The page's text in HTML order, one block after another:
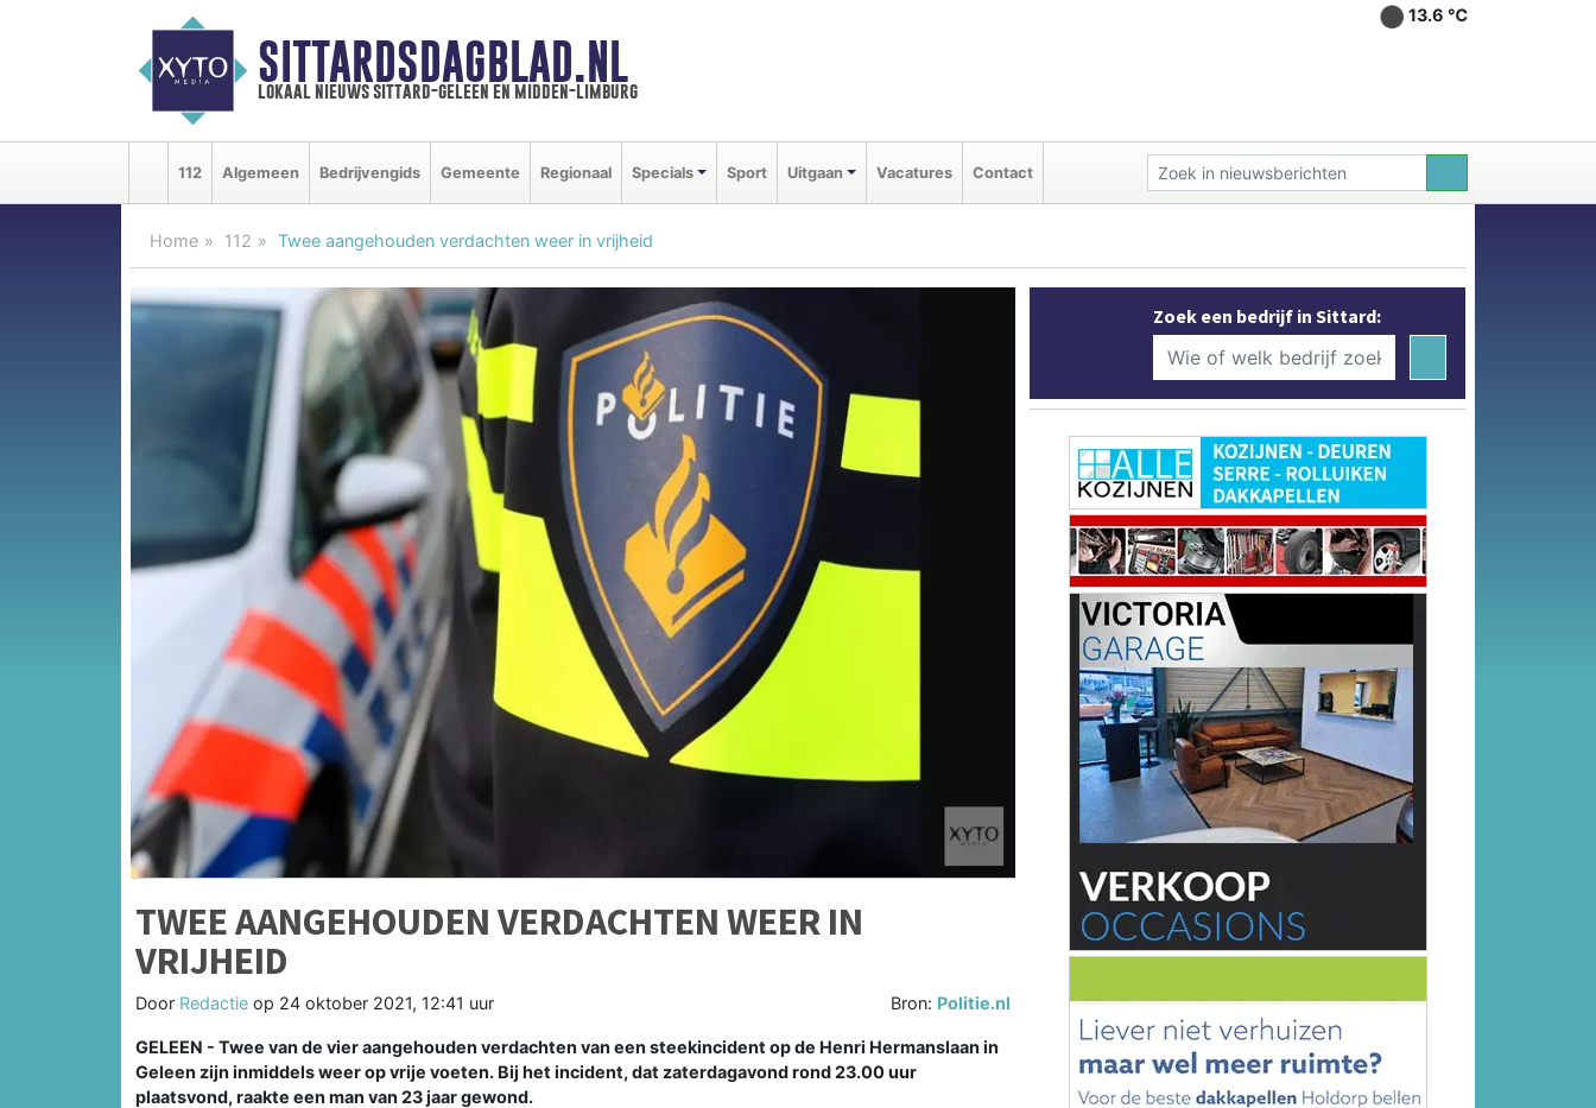
SITTARDSDAGBLAD.NL
lokaal nieuws sittard-geleen en midden-limburg
13.6 ℃
112 Algemeen Bedrijvengids Gemeente Regionaal Specials Sport Uitgaan Vacatures Contact
Home 112 Twee aangehouden verdachten weer in vrijheid
TWEE AANGEHOUDEN VERDACHTEN WEER IN
VRIJHEID
Door Redactie op 24 oktober 2021, 12:41 uur Bron: Politie.nl
GELEEN - Twee van de vier aangehouden verdachten van een steekincident op de Henri Hermanslaan in
Geleen zijn inmiddels weer op vrije voeten. Bij het incident, dat zaterdagavond rond 23.00 uur
plaatsvond, raakte een man van 23 jaar gewond.
Zoek een bedrijf in Sittard: